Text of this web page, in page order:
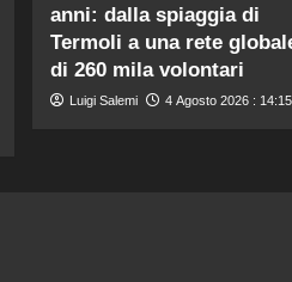
anni: dalla spiaggia di
Termoli a una rete
di 260 mila volontari
Luigi Salemi 4 Agosto 2026 : 14:15